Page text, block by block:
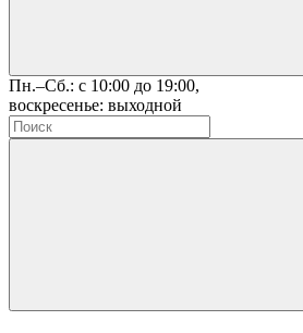
Пн.–Сб.: с 10:00 до 19:00,
воскресенье: выходной